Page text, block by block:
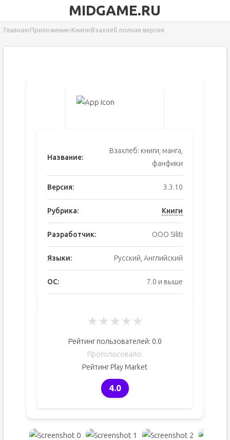
MIDGAME.RU
Главная›Приложение›Книги›Взахлёб полная версия
Название:
Взахлеб: книги, манга,
фанфики
Версия: 3.3.10
Рубрика: Книги
Разработчик: OOO Siliti
Языки: Русский, Английский
ОС: 7.0 и выше
★★★★★
Рейтинг пользователей: 0.0
Проголосовало:
Рейтинг Play Market
4.0